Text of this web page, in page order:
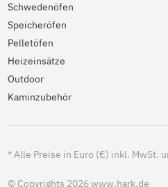
Schwedenöfen
Speicheröfen
Pelletöfen
Heizeinsätze
Outdoor
Kaminzubehör
*Alle Preise in Euro (€) inkl. MwSt.
© Copyrights 2026 www.hark.de